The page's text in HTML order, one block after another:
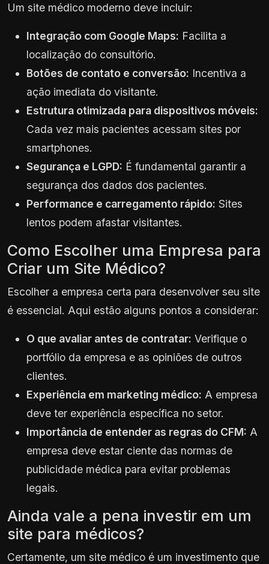
Um site médico moderno deve incluir:
Integração com Google Maps: Facilita a
localização do consultório.
Botões de contato e conversão: Incentiva a
ação imediata do visitante.
Estrutura otimizada para dispositivos móveis:
Cada vez mais pacientes acessam sites por
smartphones.
Segurança e LGPD: É fundamental garantir a
segurança dos dados dos pacientes.
Performance e carregamento rápido: Sites
lentos podem afastar visitantes.
Como Escolher uma Empresa para
Criar um Site Médico?
Escolher a empresa certa para desenvolver seu site
é essencial. Aqui estão alguns pontos a considerar:
O que avaliar antes de contratar: Verifique o
portfólio da empresa e as opiniões de outros
clientes.
Experiência em marketing médico: A empresa
deve ter experiência específica no setor.
Importância de entender as regras do CFM: A
empresa deve estar ciente das normas de
publicidade médica para evitar problemas
legais.
Ainda vale a pena investir em um
site para médicos?
Certamente, um site médico é um investimento que